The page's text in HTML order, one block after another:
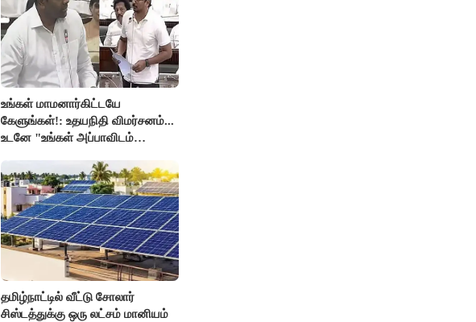
உங்கள் மாமனார்கிட்டயே
கேளுங்கள்!: உதயநிதி விமர்சனம்...
உடனே "உங்கள் அப்பாவிடம்
பதிலடி!
தமிழ்நாட்டில் வீட்டு சோலார்
சிஸ்டத்துக்கு ஒரு லட்சம் மானியம்